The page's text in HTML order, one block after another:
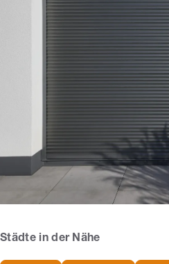
Städte in der Nähe